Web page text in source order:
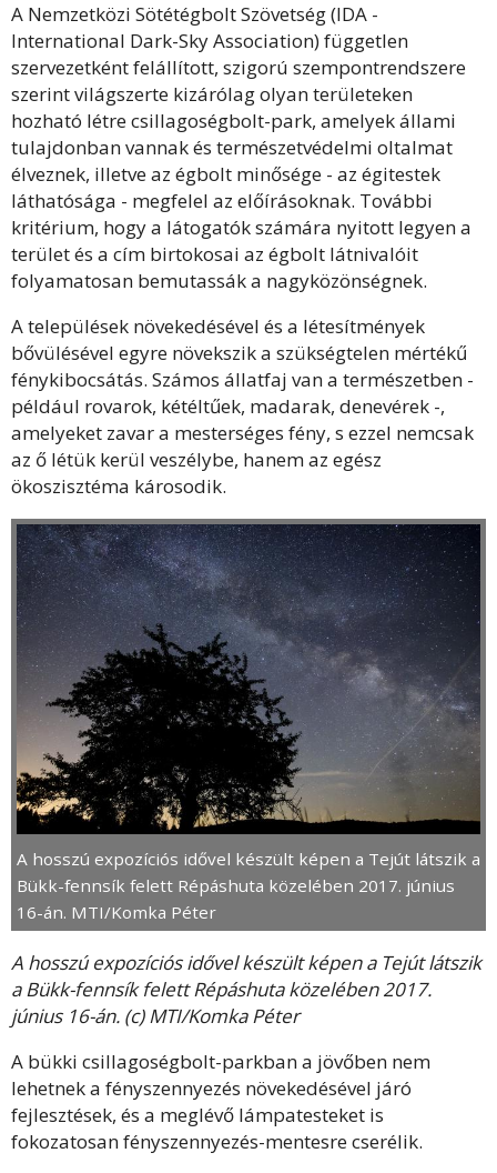
A Nemzetközi Sötétégbolt Szövetség (IDA -
International Dark-Sky Association)független
szervezetként felállított, szigorú szempontrendszere
szerint világszerte kizárólag olyan területeken
hozható létre csillagoségbolt-park, amelyek állami
tulajdonban vannak és természetvédelmi oltalmat
élveznek, illetve az égbolt minősége - az égitestek
láthatósága - megfelel az előírásoknak. További
kritérium, hogy a látogatók számára nyitott legyen a
terület és a cím birtokosai az égbolt látnivalóit
folyamatosan bemutassák a nagyközönségnek.
A települések növekedésével és a létesítmények
bővülésével egyre növekszik a szükségtelen mértékű
fénykibocsátás. Számos állatfaj van a természetben -
például rovarok, kétéltűek, madarak, denevérek -,
amelyeket zavar a mesterséges fény, s ezzel nemcsak
az ő létük kerül veszélybe, hanem az egész
ökoszisztéma károsodik.
A hosszú expozíciós idővel készült képen a Tejút látszik a
Bükk-fennsík felett Répáshuta közelében 2017. június
16-án. MTI/Komka Péter
A hosszú expozíciós idővel készült képen a Tejút látszik
a Bükk-fennsík felett Répáshuta közelében 2017.
június 16-án. (c) MTI/Komka Péter
A bükki csillagoségbolt-parkban a jövőben nem
lehetnek a fényszennyezés növekedésével járó
fejlesztések, és a meglévő lámpatesteket is
fokozatosan fényszennyezés-mentesre cserélik.